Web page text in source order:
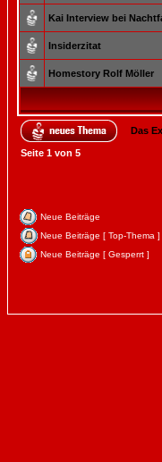
Kai Interview bei
Insiderzitat
Homestory Rolf Möller
Das
Seite 1 von 5
Neue Beiträge
Neue Beiträge [ Top-Thema ]
Neue Beiträge [ Gesperrt ]